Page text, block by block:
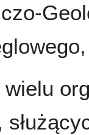
wielu